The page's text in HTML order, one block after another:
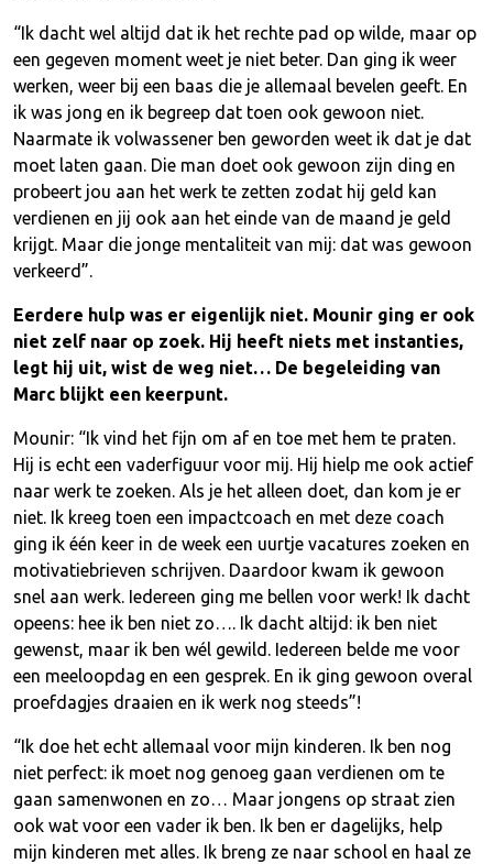
“Ik dacht wel altijd dat ik het rechte pad op wilde, maar op
een gegeven moment weet je niet beter. Dan ging ik weer
werken, weer bij een baas die je allemaal bevelen geeft. En
ik was jong en ik begreep dat toen ook gewoon niet.
Naarmate ik volwassener ben geworden weet ik dat je dat
moet laten gaan. Die man doet ook gewoon zijn ding en
probeert jou aan het werk te zetten zodat hij geld kan
verdienen en jij ook aan het einde van de maand je geld
krijgt. Maar die jonge mentaliteit van mij: dat was gewoon
verkeerd”.
Eerdere hulp was er eigenlijk niet. Mounir ging er ook
niet zelf naar op zoek. Hij heeft niets met instanties,
legt hij uit, wist de weg niet… De begeleiding van
Marc blijkt een keerpunt.
Mounir: “Ik vind het fijn om af en toe met hem te praten.
Hij is echt een vaderfiguur voor mij. Hij hielp me ook actief
naar werk te zoeken. Als je het alleen doet, dan kom je er
niet. Ik kreeg toen een impactcoach en met deze coach
ging ik één keer in de week een uurtje vacatures zoeken en
motivatiebrieven schrijven. Daardoor kwam ik gewoon
snel aan werk. Iedereen ging me bellen voor werk! Ik dacht
opeens: hee ik ben niet zo…. Ik dacht altijd: ik ben niet
gewenst, maar ik ben wél gewild. Iedereen belde me voor
een meeloopdag en een gesprek. En ik ging gewoon overal
proefdagjes draaien en ik werk nog steeds”!
“Ik doe het echt allemaal voor mijn kinderen. Ik ben nog
niet perfect: ik moet nog genoeg gaan verdienen om te
gaan samenwonen en zo… Maar jongens op straat zien
ook wat voor een vader ik ben. Ik ben er dagelijks, help
mijn kinderen met alles. Ik breng ze naar school en haal ze